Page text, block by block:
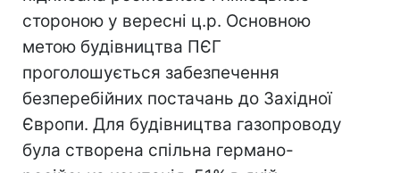
стороною у вересні ц.р. Основною
метою будівництва ПЄГ
проголошується забезпечення
безперебійних постачань до Західної
Європи. Для будівництва газопроводу
була створена спільна германо-